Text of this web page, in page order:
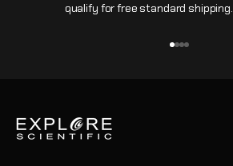
qualify for free standard shipping.